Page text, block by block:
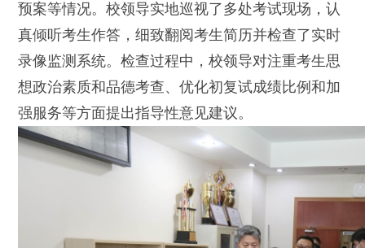
预案等情况。校领导实地巡视了多处考试现场，认
真倾听考生作答，细致翻阅考生简历并检查了实时
录像监测系统。检查过程中，校领导对注重考生思
想政治素质和品德考查、优化初复试成绩比例和加
强服务等方面提出指导性意见建议。